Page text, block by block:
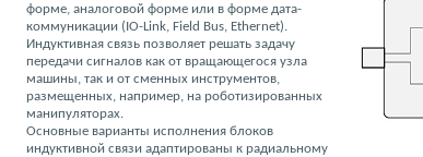
форме, аналоговой форме или в форме дата-
коммуникации (IO-Link, Field Bus, Ethernet).
Индуктивная связь позволяет решать задачу
передачи сигналов как от вращающегося узла
машины, так и от сменных инструментов,
размещенных, например, на роботизированных
манипуляторах.
Основные варианты исполнения блоков
индуктивной связи адаптированы к радиальному